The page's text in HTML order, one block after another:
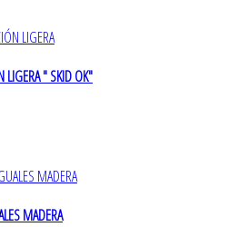
LIGERA " SKID OK"
MADERA